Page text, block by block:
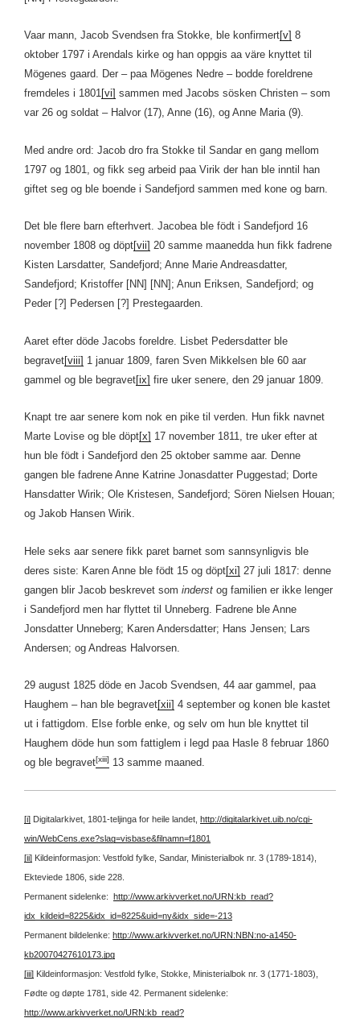
Vaar mann, Jacob Svendsen fra Stokke, ble konfirmert[v] 8
oktober 1797 i Arendals kirke og han oppgis aa väre knyttet til
Mögenes gaard. Der – paa Mögenes Nedre – bodde foreldrene
fremdeles i 1801[vi] sammen med Jacobs sösken Christen – som
var 26 og soldat – Halvor (17), Anne (16), og Anne Maria (9).
Med andre ord: Jacob dro fra Stokke til Sandar en gang mellom
1797 og 1801, og fikk seg arbeid paa Virik der han ble inntil han
giftet seg og ble boende i Sandefjord sammen med kone og barn.
Det ble flere barn efterhvert. Jacobea ble födt i Sandefjord 16
november 1808 og döpt[vii] 20 samme maanedda hun fikk fadrene
Kisten Larsdatter, Sandefjord; Anne Marie Andreasdatter,
Sandefjord; Kristoffer [NN] [NN]; Anun Eriksen, Sandefjord; og
Peder [?] Pedersen [?] Prestegaarden.
Aaret efter döde Jacobs foreldre. Lisbet Pedersdatter ble
begravet[viii] 1 januar 1809, faren Sven Mikkelsen ble 60 aar
gammel og ble begravet[ix] fire uker senere, den 29 januar 1809.
Knapt tre aar senere kom nok en pike til verden. Hun fikk navnet
Marte Lovise og ble döpt[x] 17 november 1811, tre uker efter at
hun ble födt i Sandefjord den 25 oktober samme aar. Denne
gangen ble fadrene Anne Katrine Jonasdatter Puggestad; Dorte
Hansdatter Wirik; Ole Kristesen, Sandefjord; Sören Nielsen Houan;
og Jakob Hansen Wirik.
Hele seks aar senere fikk paret barnet som sannsynligvis ble
deres siste: Karen Anne ble födt 15 og döpt[xi] 27 juli 1817: denne
gangen blir Jacob beskrevet som inderst og familien er ikke lenger
i Sandefjord men har flyttet til Unneberg. Fadrene ble Anne
Jonsdatter Unneberg; Karen Andersdatter; Hans Jensen; Lars
Andersen; og Andreas Halvorsen.
29 august 1825 döde en Jacob Svendsen, 44 aar gammel, paa
Haughem – han ble begravet[xii] 4 september og konen ble kastet
ut i fattigdom. Else forble enke, og selv om hun ble knyttet til
Haughem döde hun som fattiglem i legd paa Hasle 8 februar 1860
og ble begravet[xiii] 13 samme maaned.
[i] Digitalarkivet, 1801-teljinga for heile landet, http://digitalarkivet.uib.no/cgi-
win/WebCens.exe?slag=visbase&filnamn=f1801
[ii] Kildeinformasjon: Vestfold fylke, Sandar, Ministerialbok nr. 3 (1789-1814),
Ekteviede 1806, side 228.
Permanent sidelenke: http://www.arkivverket.no/URN:kb_read?
idx_kildeid=8225&idx_id=8225&uid=ny&idx_side=-213
Permanent bildelenke: http://www.arkivverket.no/URN:NBN:no-a1450-
kb20070427610173.jpg
[iii] Kildeinformasjon: Vestfold fylke, Stokke, Ministerialbok nr. 3 (1771-1803),
Fødte og døpte 1781, side 42. Permanent sidelenke:
http://www.arkivverket.no/URN:kb_read?